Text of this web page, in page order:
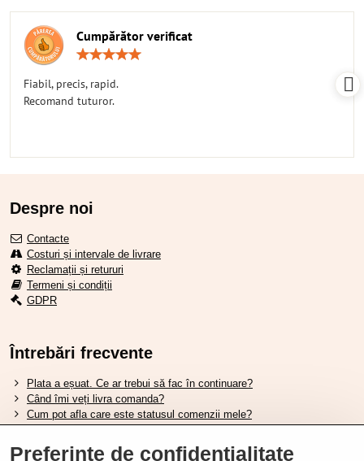
Cumpărător verificat
Fiabil, precis, rapid.
Recomand tuturor.
Despre noi
Contacte
Costuri și intervale de livrare
Reclamații și retururi
Termeni și condiții
GDPR
Întrebări frecvente
Plata a eșuat. Ce ar trebui să fac în continuare?
Când îmi veți livra comanda?
Cum pot afla care este statusul comenzii mele?
Vreau să îmi schimb comanda. Cum pot face asta?
Preferințe de confidențialitate